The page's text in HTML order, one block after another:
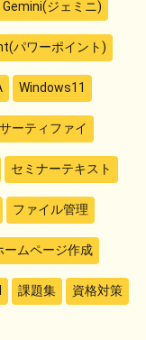
Gemini(ジェミニ)
パワーポイント)
Windows11
サーティファイ
セミナーテキスト
ファイル管理
ームページ作成
課題集 資格対策